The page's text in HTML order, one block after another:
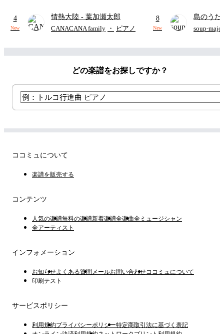
4
New
情熱大陸 - 葉加瀬太郎
CANACANA family ・ ピアノ
8
New
島のうた
映画ちい
soup-majo
どの楽譜をお探しですか？
ココミュについて
楽譜を販売する
コンテンツ
人気の楽譜無料の楽譜新着楽譜全楽曲全ミュージシャン
全アーティスト
インフォメーション
お知らせよくある質問 メールお問い合わせココミュについて
印刷テスト
サービスポリシー
利用規約プライバシーポリシー特定商取引法に基づく表記